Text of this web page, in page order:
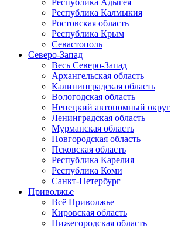
Республика Адыгея
Республика Калмыкия
Ростовская область
Республика Крым
Севастополь
Северо-Запад
Весь Северо-Запад
Архангельская область
Калининградская область
Вологодская область
Ненецкий автономный округ
Ленинградская область
Мурманская область
Новгородская область
Псковская область
Республика Карелия
Республика Коми
Санкт-Петербург
Приволжье
Всё Приволжье
Кировская область
Нижегородская область